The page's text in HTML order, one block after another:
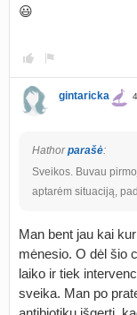
😃
gintaricka
Hathorparašė:
Sveikos. Buvau
aptarėm situaciją,
Man bent jau kai
mėnesio. O dėl šio
laiko ir tiek
sveika. Man po